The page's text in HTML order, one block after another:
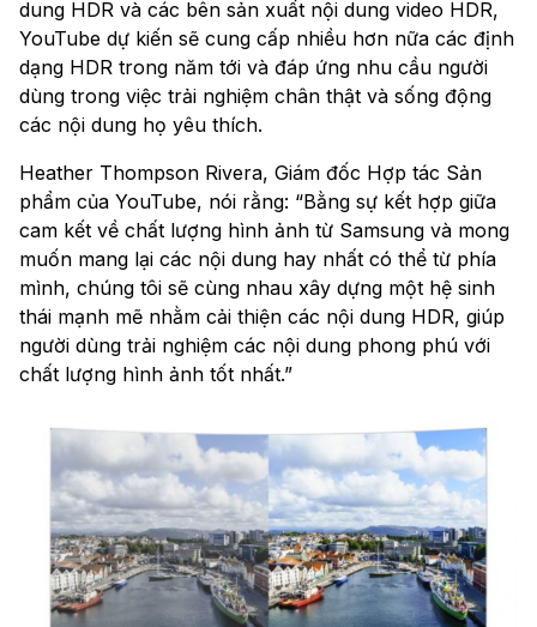
dung HDR và các bên sản xuất nội dung video HDR,
YouTube dự kiến sẽ cung cấp nhiều hơn nữa các định
dạng HDR trong năm tới và đáp ứng nhu cầu người
dùng trong việc trải nghiệm chân thật và sống động
các nội dung họ yêu thích.
Heather Thompson Rivera, Giám đốc Hợp tác Sản
phẩm của YouTube, nói rằng: “Bằng sự kết hợp giữa
cam kết về chất lượng hình ảnh từ Samsung và mong
muốn mang lại các nội dung hay nhất có thể từ phía
mình, chúng tôi sẽ cùng nhau xây dựng một hệ sinh
thái mạnh mẽ nhằm cải thiện các nội dung HDR, giúp
người dùng trải nghiệm các nội dung phong phú với
chất lượng hình ảnh tốt nhất.”